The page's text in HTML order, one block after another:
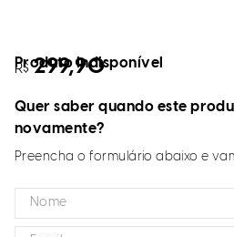
R$ 299,90
Produto indisponível
Quer saber quando este
novamente?
Preencha o formulário abaixo e